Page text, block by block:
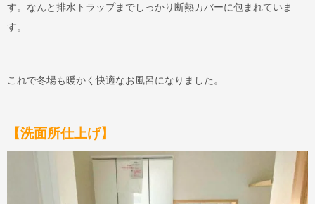
す。なんと排水トラップまでしっかり断熱カバーに包まれていま
す。
これで冬場も暖かく快適なお風呂になりました。
【洗面所仕上げ】